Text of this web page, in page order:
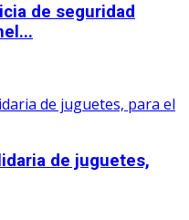
de seguridad
de juguetes,